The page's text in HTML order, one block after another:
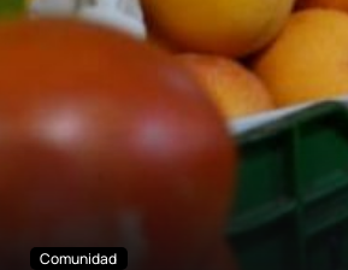
Comunidad